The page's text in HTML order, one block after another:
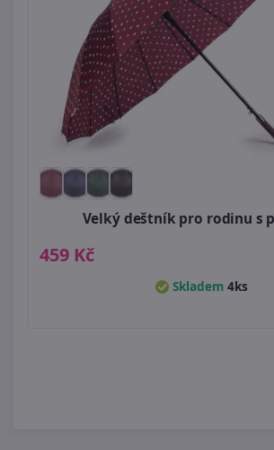
Velký deštník pro rodinu s
459 Kč
Skladem 4ks